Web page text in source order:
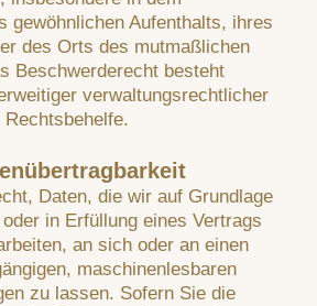
gewöhnlichen Aufenthalts, ihres
des Orts des mutmaßlichen
Beschwerderecht besteht
verwaltungsrechtlicher
Daten, die wir auf Grundlage
in Erfüllung eines Vertrags
an sich oder an einen
maschinenlesbaren
zu lassen. Sofern Sie die